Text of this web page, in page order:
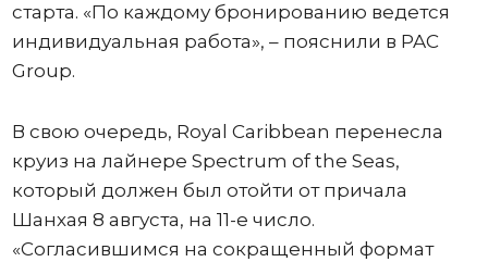
старта. «По каждому бронированию ведется
индивидуальная работа», – пояснили в PAC
Group.
В свою очередь, Royal Caribbean перенесла
круиз на лайнере Spectrum of the Seas,
который должен был отойти от причала
Шанхая 8 августа, на 11-е число.
«Согласившимся на сокращенный формат